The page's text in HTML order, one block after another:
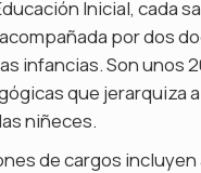
Inicial, cada
por dos
infancias. Son unos
que jerarquiza
niñeces.
de cargos incluyen